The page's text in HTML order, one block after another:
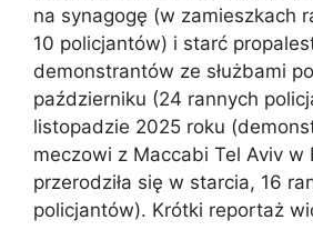
na synagogę (w zamieszkach
10 policjantów) i starć
demonstrantów ze służbami
październiku (24 rannych
listopadzie 2025 roku
meczowi z Maccabi Tel Aviv w
przerodziła się w starcia, 16
policjantów). Krótki reportaż